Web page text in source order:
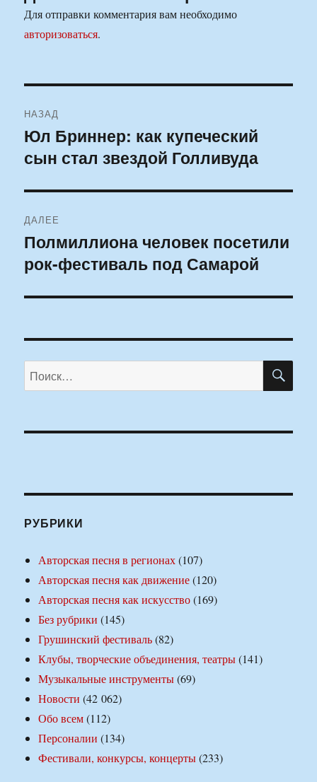
Для отправки комментария вам необходимо
авторизоваться.
по
записям
НАЗАД
Предыдущая
запись:
Юл Бриннер: как купеческий
сын стал звездой Голливуда
ДАЛЕЕ
Следующая
запись:
Полмиллиона человек посетили
рок-фестиваль под Самарой
Искать:
РУБРИКИ
Авторская песня в регионах(107)
Авторская песня как движение(120)
Авторская песня как искусство(169)
Без рубрики (145)
Грушинский фестиваль(82)
Клубы, творческие объединения, театры(141)
Музыкальные инструменты(69)
Новости (42 062)
Обо всем(112)
Персоналии (134)
Фестивали, конкурсы, концерты(233)